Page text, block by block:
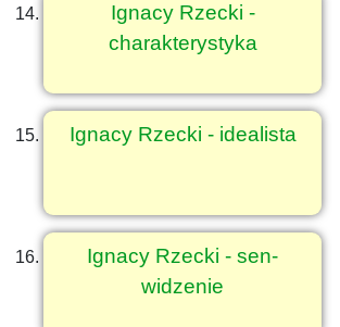
Ignacy Rzecki -
charakterystyka
Ignacy Rzecki - idealista
Ignacy Rzecki - sen-
widzenie